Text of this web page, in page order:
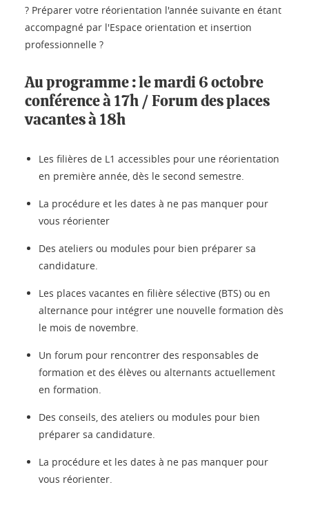
? Préparer votre réorientation l'année suivante en étant
accompagné par l'Espace orientation et insertion
professionnelle ?
Au programme : le mardi 6 octobre
conférence à 17h / Forum des places
vacantes à 18h
Les filières de L1 accessibles pour une réorientation
en première année, dès le second semestre.
La procédure et les dates à ne pas manquer pour
vous réorienter
Des ateliers ou modules pour bien préparer sa
candidature.
Les places vacantes en filière sélective (BTS) ou en
alternance pour intégrer une nouvelle formation dès
le mois de novembre.
Un forum pour rencontrer des responsables de
formation et des élèves ou alternants actuellement
en formation.
Des conseils, des ateliers ou modules pour bien
préparer sa candidature.
La procédure et les dates à ne pas manquer pour
vous réorienter.